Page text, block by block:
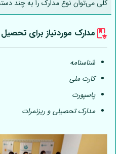
کلی می‌توان نوع مدارک را به چند
مدارک موردنیاز برای
شناسنامه
کارت ملی
پاسپورت
مدارک تحصیلی و ریزنمرات